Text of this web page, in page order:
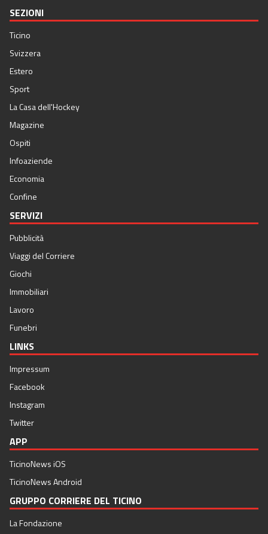
SEZIONI
Ticino
Svizzera
Estero
Sport
La Casa dell'Hockey
Magazine
Ospiti
Infoaziende
Economia
Confine
SERVIZI
Pubblicità
Viaggi del Corriere
Giochi
Immobiliari
Lavoro
Funebri
LINKS
Impressum
Facebook
Instagram
Twitter
APP
TicinoNews iOS
TicinoNews Android
GRUPPO CORRIERE DEL TICINO
La Fondazione